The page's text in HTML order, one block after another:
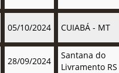
05/10/2024 CUIABÁ - MT
28/09/2024
Santana do
Livramento RS